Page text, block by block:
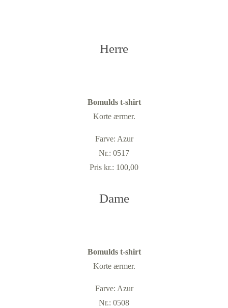
Herre
Bomulds t-shirt
Korte ærmer.
Farve: Azur
Nr.: 0517
Pris kr.: 100,00
Dame
Bomulds t-shirt
Korte ærmer.
Farve: Azur
Nr.: 0508